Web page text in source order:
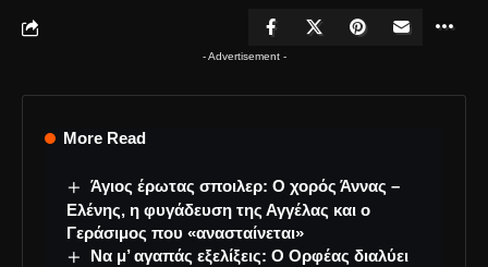
- Advertisement -
More Read
Άγιος έρωτας σποιλερ: Ο χορός Άννας –
Ελένης, η φυγάδευση της Αγγέλας και ο
Γεράσιμος που «ανασταίνεται»
Να μ’ αγαπάς εξελίξεις: Ο Ορφέας διαλύει